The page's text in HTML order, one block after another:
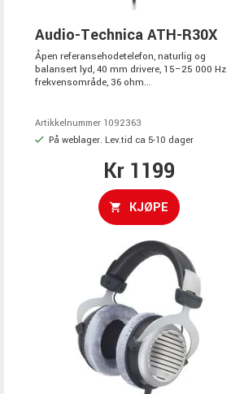
Audio-Technica ATH-R30X
Åpen referansehodetelefon, naturlig og
balansert lyd, 40 mm drivere, 15–25 000 Hz
frekvensområde, 36 ohm...
Artikkelnummer 1092363
På weblager. Lev.tid ca 5-10 dager
Kr 1199
KJØPE